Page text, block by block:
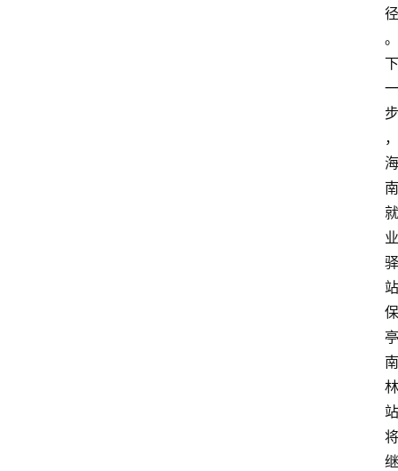
径
。
下
一
步
，
海
南
就
业
驿
站
保
亭
南
林
站
将
继